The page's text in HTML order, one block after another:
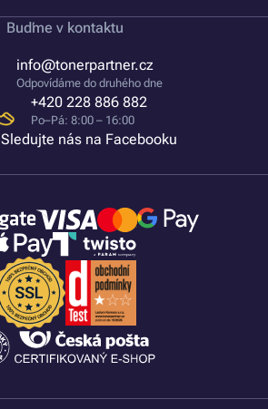
Buďme v kontaktu
info@tonerpartner.cz
Odpovídáme do druhého dne
+420 228 886 882
Po–Pá: 8:00 – 16:00
Sledujte nás na Facebooku